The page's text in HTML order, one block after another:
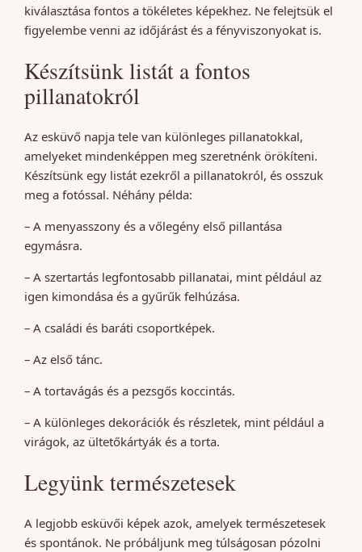
kiválasztása fontos a tökéletes képekhez. Ne felejtsük el
figyelembe venni az időjárást és a fényviszonyokat is.
Készítsünk listát a fontos
pillanatokról
Az esküvő napja tele van különleges pillanatokkal,
amelyeket mindenképpen meg szeretnénk örökíteni.
Készítsünk egy listát ezekről a pillanatokról, és osszuk
meg a fotóssal. Néhány példa:
– A menyasszony és a vőlegény első pillantása
egymásra.
– A szertartás legfontosabb pillanatai, mint például az
igen kimondása és a gyűrűk felhúzása.
– A családi és baráti csoportképek.
– Az első tánc.
– A tortavágás és a pezsgős koccintás.
– A különleges dekorációk és részletek, mint például a
virágok, az ültetőkártyák és a torta.
Legyünk természetesek
A legjobb esküvői képek azok, amelyek természetesek
és spontánok. Ne próbáljunk meg túlságosan pózolni